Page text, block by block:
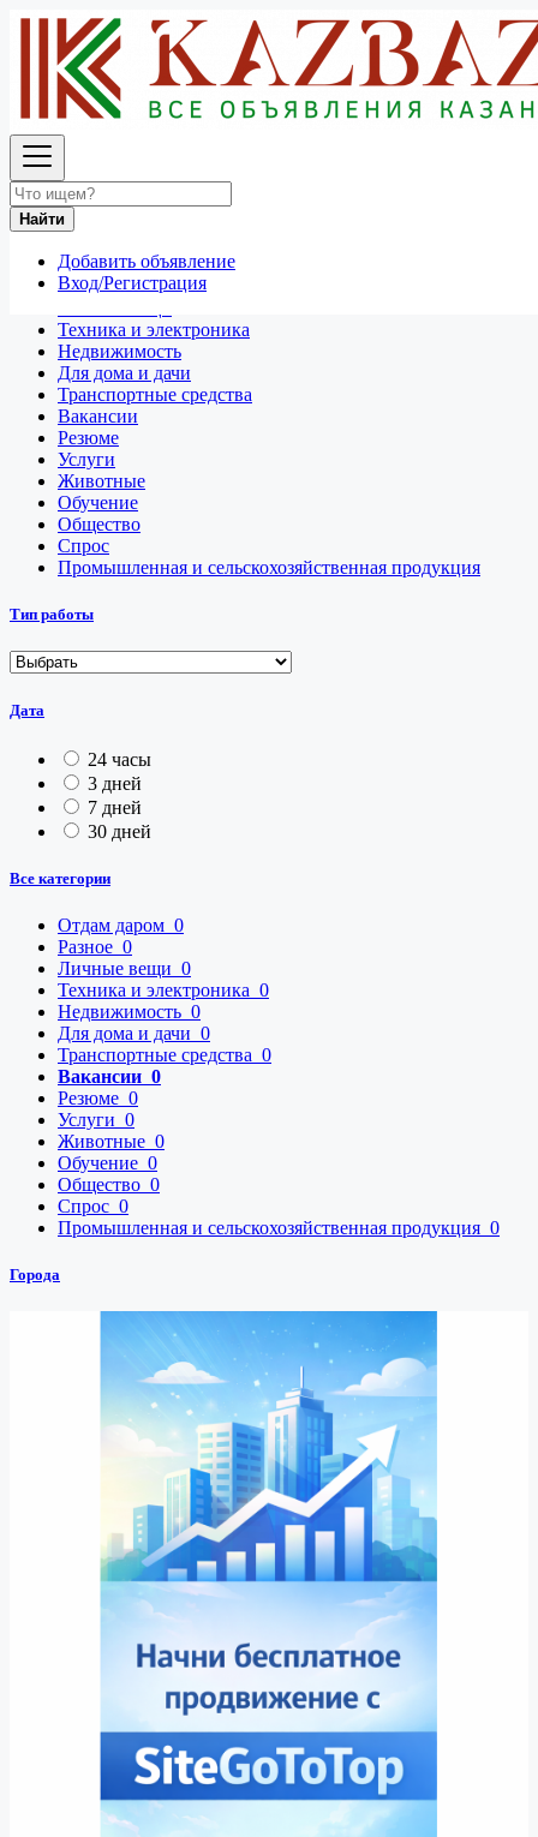
Найти
Добавить объявление
Вход/Регистрация
Вакансии
Сельское хозяйство
Все объявления в 50 км around Красногвардейский
Отдам даром
Разное
Техника и электроника
Недвижимость
Для дома и дачи
Транспортные средства
Вакансии
Резюме
Услуги
Животные
Обучение
Общество
Спрос
Промышленная и сельскохозяйственная продукция
Тип работы
Дата
24 часы
3 дней
7 дней
30 дней
Все категории
Отдам даром 0
Разное 0
Личные вещи 0
Техника и электроника 0
Недвижимость 0
Для дома и дачи 0
Транспортные средства 0
Вакансии 0
Резюме 0
Услуги 0
Животные 0
Обучение 0
Общество 0
Спрос 0
Промышленная и сельскохозяйственная продукция 0
Города